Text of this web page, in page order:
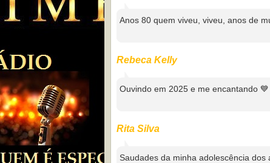
Anos 80 quem viveu, viveu, anos de
Rebeca Kelly
Ouvindo em 2025 e me encantando 💙
Rita Silva
Saudades da minha adolescência